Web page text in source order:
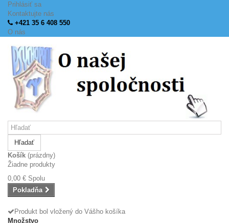
Prihlásiť sa
Kontaktujte nás
+421 35 6 408 550
O nás
Hľadať
Košík (prázdny)
Žiadne produkty
0,00 € Spolu
Pokladňa
Produkt bol vložený do Vášho košíka
Množstvo